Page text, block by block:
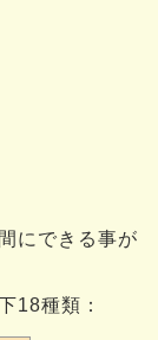
にできる事が
18種類：